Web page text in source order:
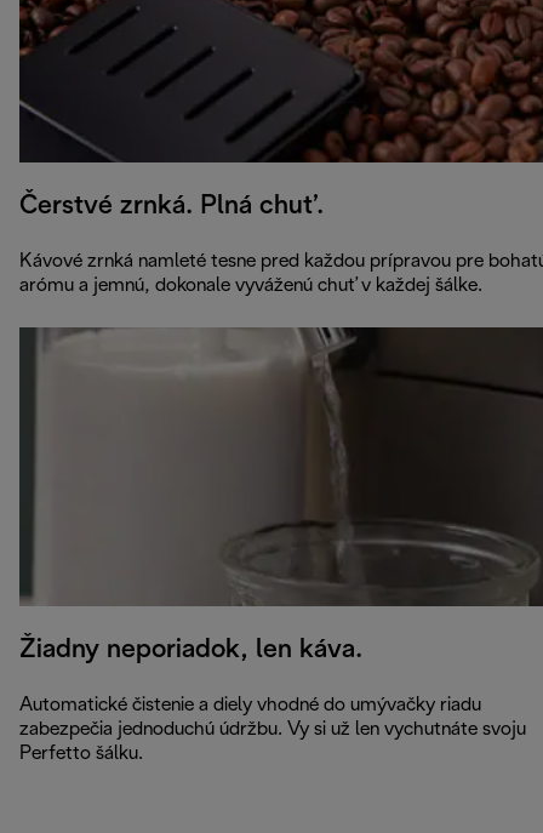
Čerstvé zrnká. Plná chuť.
Kávové zrnká namleté tesne pred každou prípravou pre
arómu a jemnú, dokonale vyváženú chuť v každej šálke.
Žiadny neporiadok, len káva.
Automatické čistenie a diely vhodné do umývačky riadu
zabezpečia jednoduchú údržbu. Vy si už len vychutnáte svoju
Perfetto šálku.